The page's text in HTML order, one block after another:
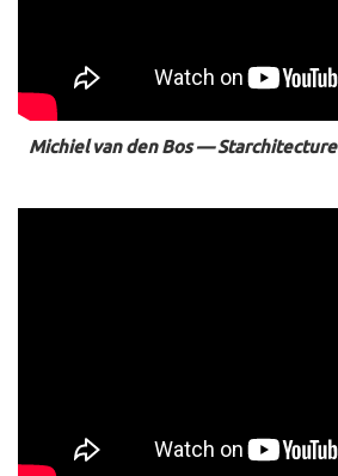
Michiel van den Bos — Starchitecture